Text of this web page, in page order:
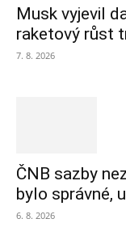
Musk vyjevil
raketový růst
7. 8. 2026
ČNB sazby
bylo správné,
6. 8. 2026